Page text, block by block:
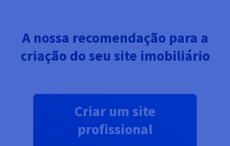
A nossa recomendação para a
criação do seu site imobiliário
Criar um site
profissional